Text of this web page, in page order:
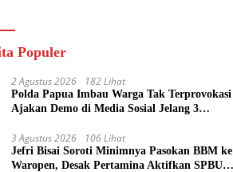
Populer
2 Agustus 2026 182 Lihat
Polda Papua Imbau Warga Tak Terprovokasi
Ajakan Demo di Media Sosial Jelang 3
3 Agustus 2026 106 Lihat
Jefri Bisai Soroti Minimnya Pasokan BBM ke
Waropen, Desak Pertamina Aktifkan SPBU